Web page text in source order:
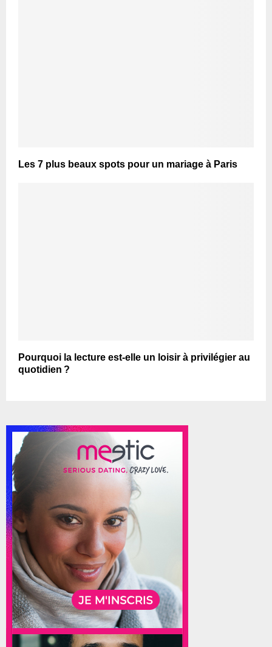
Les 7 plus beaux spots pour un mariage à Paris
Pourquoi la lecture est-elle un loisir à privilégier au
quotidien ?